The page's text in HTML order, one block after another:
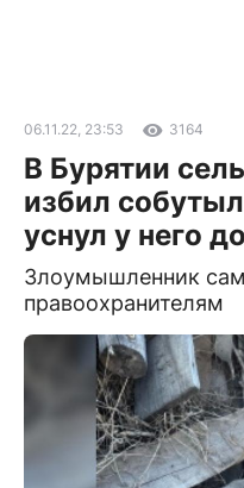
06.11.22, 23:53 3164
В Бурятии
избил
уснул у него
Злоумышленник
правоохранителям